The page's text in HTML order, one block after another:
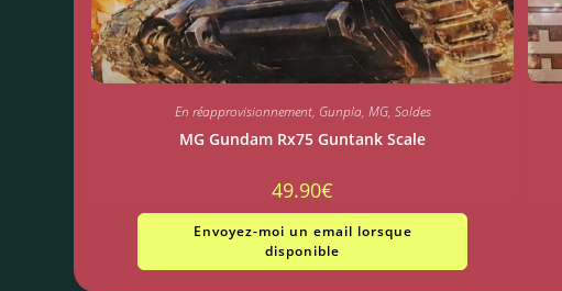
En réapprovisionnement, Gunpla, MG, Soldes
MG Gundam Rx75 Guntank Scale
49.90€
Envoyez-moi un email lorsque
disponible